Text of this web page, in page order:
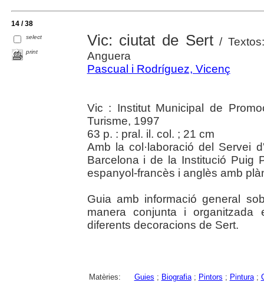
14 / 38
select
print
Vic: ciutat de Sert /
Anguera
Pascual i Rodríguez, Vicenç
Vic : Institut Municipal de
Turisme, 1997
63 p. : pral. il. col. ; 21 cm
Amb la col·laboració del Servei
Barcelona i de la Institució Puig
espanyol-francès i anglès amb
Guia amb informació general
manera conjunta i
diferents decoracions de Sert.
Matèries: Guies ; Biografia; Pintors ; Pintura;